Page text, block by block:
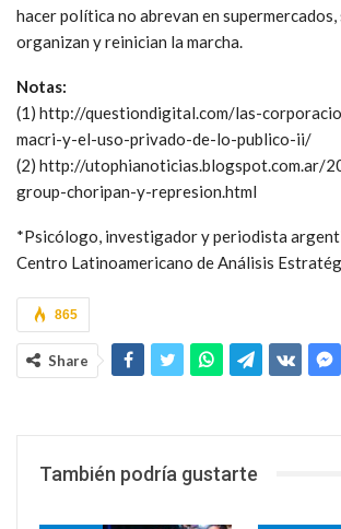
hacer política no abrevan en supermercados,
organizan y reinician la marcha.
Notas:
(1) http://questiondigital.com/las-
macri-y-el-uso-privado-de-lo-publico-ii/
(2) http://utophianoticias.blogspot.com.ar/
group-choripan-y-represion.html
*Psicólogo, investigador y periodista
Centro Latinoamericano de Análisis
865
Share
También podría gustarte